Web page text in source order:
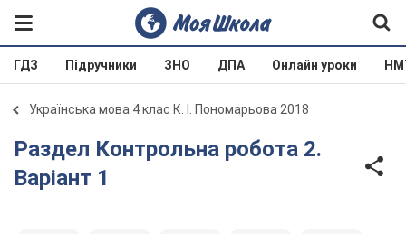
ГДЗ Підручники ЗНО ДПА Онлайн уроки
Українська мова 4 клас К. І. Пономарьова 2018
Раздел Контрольна робота 2.
Варіант 1